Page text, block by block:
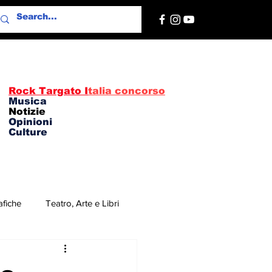
Rock Targato Italia concorso
Musica
Notizie
Opinioni
Culture
Teatro, Arte e Libri